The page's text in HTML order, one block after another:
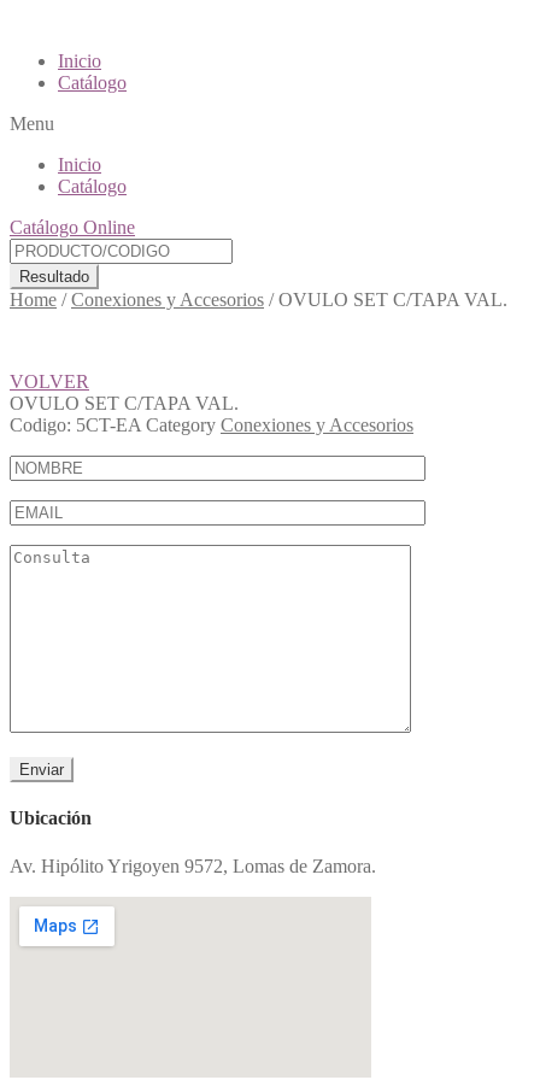
Inicio
Catálogo
Menu
Inicio
Catálogo
Catálogo Online
Resultado
Home /Conexiones y Accesorios /OVULO SET C/TAPA VAL.
VOLVER
OVULO SET C/TAPA VAL.
Codigo: 5CT-EA Category Conexiones y Accesorios
Ubicación
Av. Hipólito Yrigoyen 9572, Lomas de Zamora.